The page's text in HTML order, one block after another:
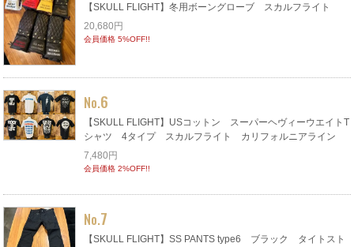
【SKULL FLIGHT】冬用ボーングローブ スカルフライト
20,680円
会員価格 5%OFF!!
No.6
【SKULL FLIGHT】USコットン スーパーヘヴィーウエイトT
シャツ 4タイプ スカルフライト カリフォルニアライン
7,480円
会員価格 2%OFF!!
No.7
【SKULL FLIGHT】SS PANTS type6 ブラック タイトスト